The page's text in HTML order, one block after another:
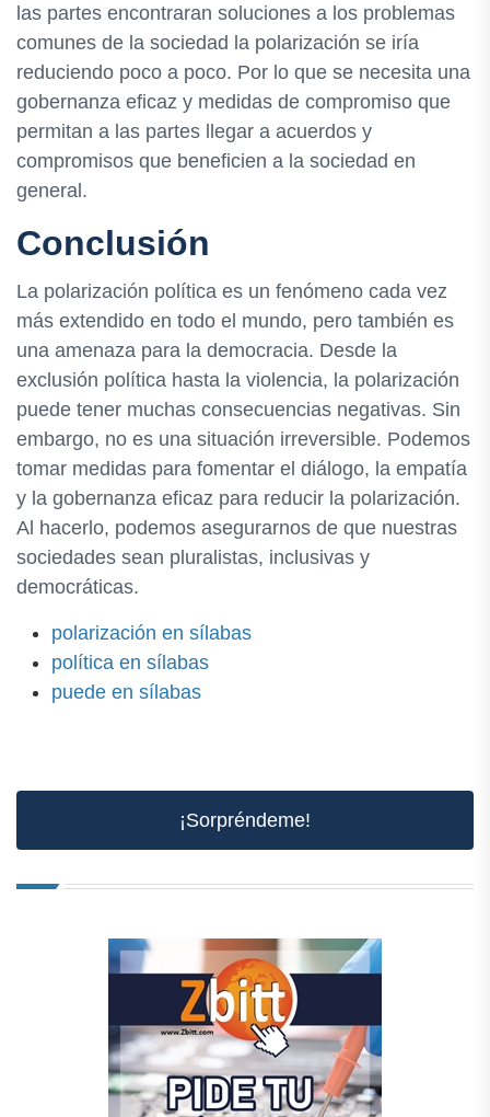
las partes encontraran soluciones a los problemas
comunes de la sociedad la polarización se iría
reduciendo poco a poco. Por lo que se necesita una
gobernanza eficaz y medidas de compromiso que
permitan a las partes llegar a acuerdos y
compromisos que beneficien a la sociedad en
general.
Conclusión
La polarización política es un fenómeno cada vez
más extendido en todo el mundo, pero también es
una amenaza para la democracia. Desde la
exclusión política hasta la violencia, la polarización
puede tener muchas consecuencias negativas. Sin
embargo, no es una situación irreversible. Podemos
tomar medidas para fomentar el diálogo, la empatía
y la gobernanza eficaz para reducir la polarización.
Al hacerlo, podemos asegurarnos de que nuestras
sociedades sean pluralistas, inclusivas y
democráticas.
polarización en sílabas
política en sílabas
puede en sílabas
¡Sorpréndeme!